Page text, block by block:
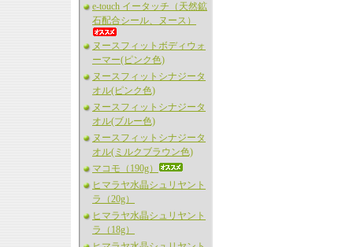
e-touch イータッチ（天然鉱
石配合シール、ヌース）
ヌースフィットボディウォ
ーマー(ピンク色)
ヌースフィットシナジータ
オル(ピンク色)
ヌースフィットシナジータ
オル(ブルー色)
ヌースフィットシナジータ
オル(ミルクブラウン色)
マコモ（190g）
ヒマラヤ水晶シュリヤント
ラ（20g）
ヒマラヤ水晶シュリヤント
ラ（18g）